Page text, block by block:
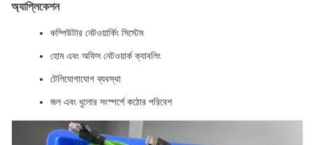
অ্যাপ্লিকেশন
কম্পিউটার নেটওয়ার্কিং সিস্টেম
হোম এবং অফিস নেটওয়ার্ক ক্যাবলিং
টেলিযোগাযোগ ব্যবস্থা
জল এবং ধুলোর সংস্পর্শে কঠোর পরিবেশ